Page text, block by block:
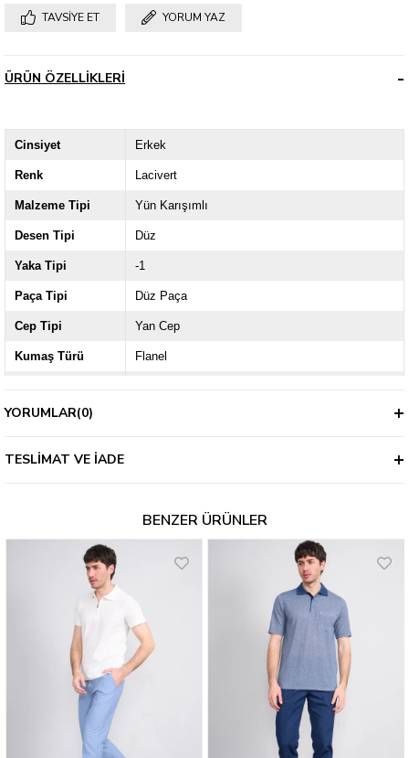
TAVSIYE ET YORUM YAZ
ÜRÜN ÖZELLIKLERI
Cinsiyet Erkek
Renk Lacivert
Malzeme Tipi Yün Karışımlı
Desen Tipi Düz
Yaka Tipi -1
Paça Tipi Düz Paça
Cep Tipi Yan Cep
Kumaş Türü Flanel
Kalıp
YORUMLAR(0)
TESLIMAT VE İADE
BENZER ÜRÜNLER